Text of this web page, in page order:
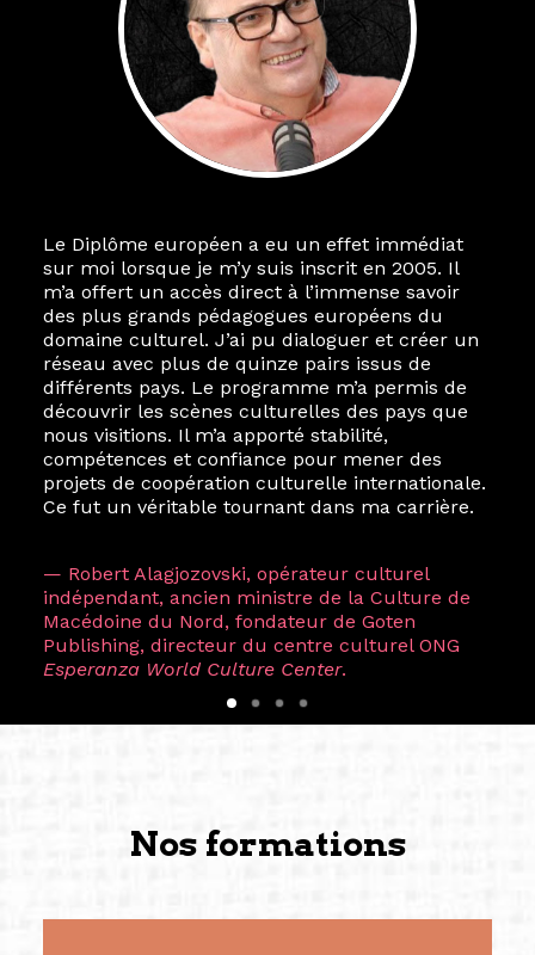
Le Diplôme européen a eu un effet immédiat
sur moi lorsque je m’y suis inscrit en 2005. Il
m’a offert un accès direct à l’immense savoir
des plus grands pédagogues européens du
domaine culturel. J’ai pu dialoguer et créer un
réseau avec plus de quinze pairs issus de
différents pays. Le programme m’a permis de
découvrir les scènes culturelles des pays que
nous visitions. Il m’a apporté stabilité,
compétences et confiance pour mener des
projets de coopération culturelle internationale.
Ce fut un véritable tournant dans ma carrière.
— Robert Alagjozovski, opérateur culturel
indépendant, ancien ministre de la Culture de
Macédoine du Nord, fondateur de Goten
Publishing, directeur du centre culturel ONG
Esperanza World Culture Center.
Nos formations